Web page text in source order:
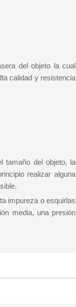
del objeto la cual
calidad y resistencia
tamaño del objeto, la
realizar alguna
impureza o esquirlas
media, una presión